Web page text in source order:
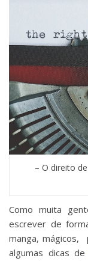
– O direito
Como muita
escrever de
manga, mágicos,
algumas dicas de